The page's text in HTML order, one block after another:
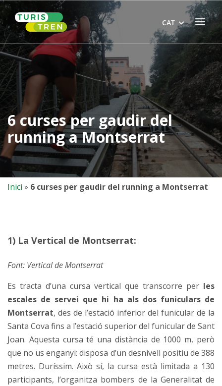
Skip
to
content
Home Menu
CAT
6 curses per gaudir del
running a Montserrat
Inici » 6 curses per gaudir del running a Montserrat
1) La Vertical de Montserrat:
Font: Vertical de Montserrat
Es tracta d’una cursa vertical que transcorre per les
escales de servei que hi ha als dos funiculars de
Montserrat, des de l’estació inferior del funicular de la
Santa Cova fins a l’estació superior del funicular de Sant
Joan. Aquesta cursa té una distància de 1000 m, però
que no us enganyi: disposa d’un desnivell positiu de 388
metres. Duríssim. Això sí, la cursa està limitada a 130
participants, l’organitza bombers de la Generalitat de